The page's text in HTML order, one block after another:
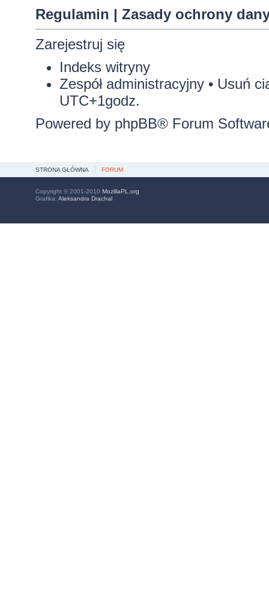
Regulamin | Zasady ochrony
Zarejestruj się
Indeks witryny
Zespół administracyjny• Usuń
UTC+1godz.
Powered by phpBB® Forum
STRONA GŁÓWNA FORUM
Copyright © 2001-2010 MozillaPL.org
Grafika: Aleksandra Drachal